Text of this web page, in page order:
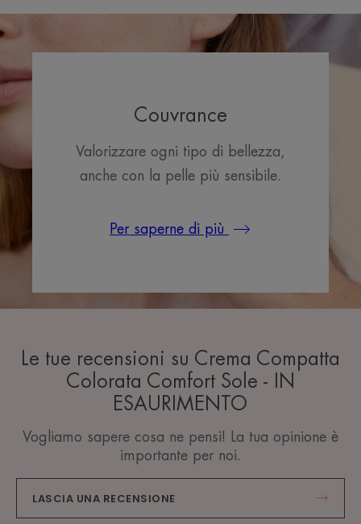
Couvrance
Valorizzare ogni tipo di bellezza,
anche con la pelle più sensibile.
Per saperne di più
Le tue recensioni su Crema Compatta
Colorata Comfort Sole - IN
ESAURIMENTO
Vogliamo sapere cosa ne pensi! La tua opinione è
importante per noi.
LASCIA UNA RECENSIONE